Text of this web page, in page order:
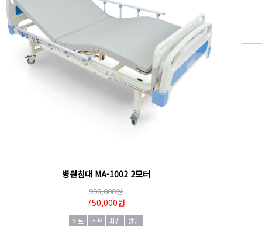
병원침대 MA-1002 2모터
998,000원
750,000원
히트 추천 최신 할인